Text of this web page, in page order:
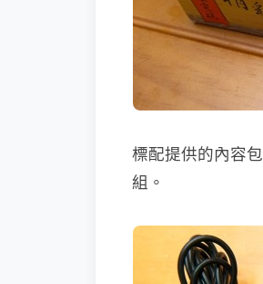
標配提供的內容
組。